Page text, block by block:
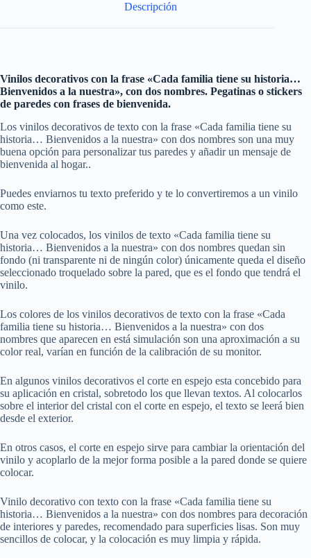
Descripción
Vinilos decorativos con la frase «Cada familia tiene su historia…
Bienvenidos a la nuestra», con dos nombres. Pegatinas o stickers
de paredes con frases de bienvenida.
Los vinilos decorativos de texto con la frase «Cada familia tiene su
historia… Bienvenidos a la nuestra» con dos nombres son una muy
buena opción para personalizar tus paredes y añadir un mensaje de
bienvenida al hogar..
Puedes enviarnos tu texto preferido y te lo convertiremos a un vinilo
como este.
Una vez colocados, los vinilos de texto «Cada familia tiene su
historia… Bienvenidos a la nuestra» con dos nombres quedan sin
fondo (ni transparente ni de ningún color) únicamente queda el diseño
seleccionado troquelado sobre la pared, que es el fondo que tendrá el
vinilo.
Los colores de los vinilos decorativos de texto con la frase «Cada
familia tiene su historia… Bienvenidos a la nuestra» con dos
nombres que aparecen en está simulación son una aproximación a su
color real, varían en función de la calibración de su monitor.
En algunos vinilos decorativos el corte en espejo esta concebido para
su aplicación en cristal, sobretodo los que llevan textos. Al colocarlos
sobre el interior del cristal con el corte en espejo, el texto se leerá bien
desde el exterior.
En otros casos, el corte en espejo sirve para cambiar la orientación del
vinilo y acoplarlo de la mejor forma posible a la pared donde se quiere
colocar.
Vinilo decorativo con texto con la frase «Cada familia tiene su
historia… Bienvenidos a la nuestra» con dos nombres para decoración
de interiores y paredes, recomendado para superficies lisas. Son muy
sencillos de colocar, y la colocación es muy limpia y rápida.